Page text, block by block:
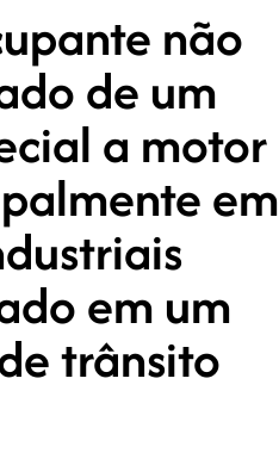
não
de um
a motor
em
em um
trânsito